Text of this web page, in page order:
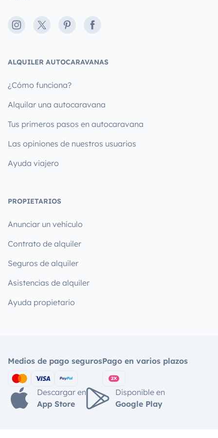
Instagram
X PinterestFacebook
ALQUILER AUTOCARAVANAS
¿Cómo funciona?
Alquilar una autocaravana
Tus primeros pasos en autocaravana
Las opiniones de nuestros usuarios
Ayuda viajero
PROPIETARIOS
Anunciar un vehículo
Contrato de alquiler
Seguros de alquiler
Asistencias de alquiler
Ayuda propietario
Medios de pago segurosPago en varios plazos
Descargar en
App Store
Disponible en
Google Play